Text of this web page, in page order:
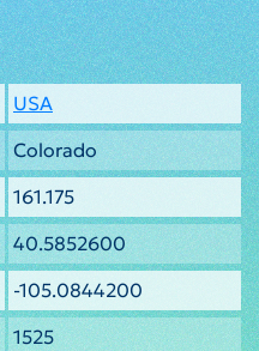
USA
Colorado
161.175
40.5852600
-105.0844200
1525